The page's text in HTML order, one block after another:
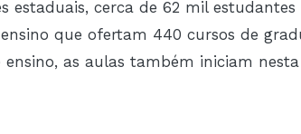
estaduais, cerca de 62 mil
que ofertam 440 cursos de
as aulas também iniciam